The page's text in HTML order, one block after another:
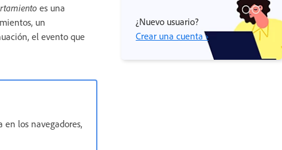
es una
un
el evento que
en los navegadores,
¿Nuevo usuario?
Crear una cuenta ›